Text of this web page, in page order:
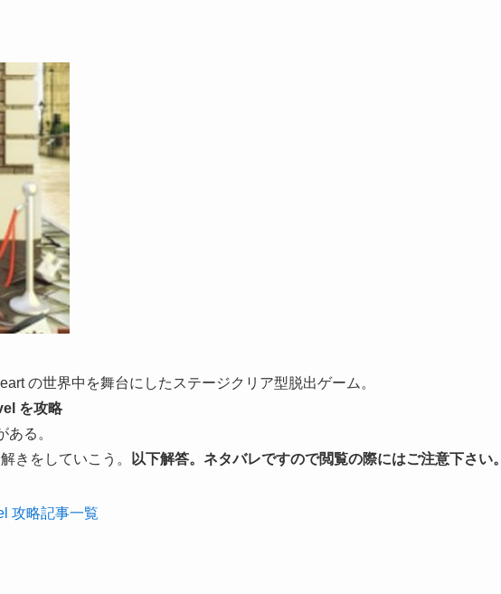
の世界中を舞台にしたステージクリア型脱出ゲーム。
を攻略
る。
きをしていこう。
以下解答。ネタバレですので閲覧の際にはご注意下さい。
攻略記事一覧